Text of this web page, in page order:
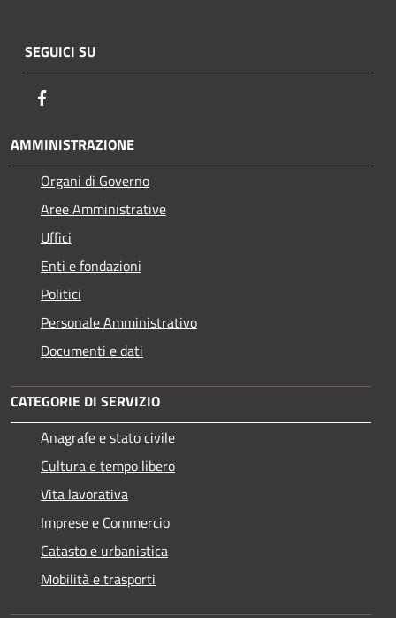
SEGUICI SU
AMMINISTRAZIONE
Organi di Governo
Aree Amministrative
Uffici
Enti e fondazioni
Politici
Personale Amministrativo
Documenti e dati
CATEGORIE DI SERVIZIO
Anagrafe e stato civile
Cultura e tempo libero
Vita lavorativa
Imprese e Commercio
Catasto e urbanistica
Mobilità e trasporti